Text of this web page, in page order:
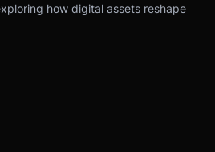
how digital assets reshape